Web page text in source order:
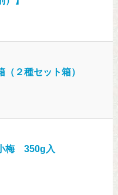
２種セット箱）
梅 350g入